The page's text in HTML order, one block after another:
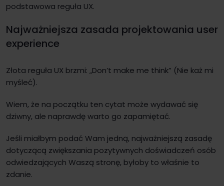
podstawowa reguła UX.
Najważniejsza zasada projektowania user
experience
Złota reguła UX brzmi: „Don’t make me think” (Nie każ mi
myśleć).
Wiem, że na początku ten cytat może wydawać się
dziwny, ale naprawdę warto go zapamiętać.
Jeśli miałbym podać Wam jedną, najważniejszą zasadę
dotyczącą zwiększania pozytywnych doświadczeń osób
odwiedzających Waszą stronę, byłoby to właśnie to
zdanie.